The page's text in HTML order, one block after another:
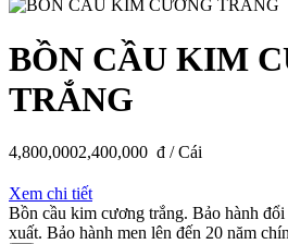
BỒN CẦU KIM
TRẮNG
4,800,0002,400,000 đ / Cái
Xem chi tiết
Bồn cầu kim cương trắng. Bảo hành
xuất. Bảo hành men lên đến 20 năm